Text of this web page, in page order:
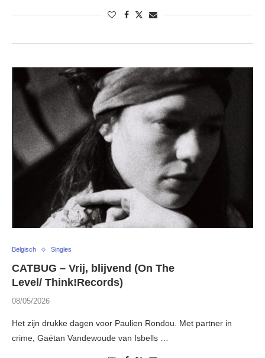
Belgisch Singles
CATBUG – Vrij, blijvend (On The
Level/ Think!Records)
08/05/2026
Het zijn drukke dagen voor Paulien Rondou. Met partner in
crime, Gaëtan Vandewoude van Isbells …